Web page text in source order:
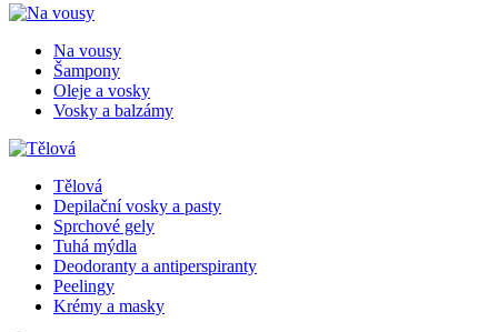
Na vousy
Šampony
Oleje a vosky
Vosky a balzámy
Tělová
Depilační vosky a pasty
Sprchové gely
Tuhá mýdla
Deodoranty a antiperspiranty
Peelingy
Krémy a masky